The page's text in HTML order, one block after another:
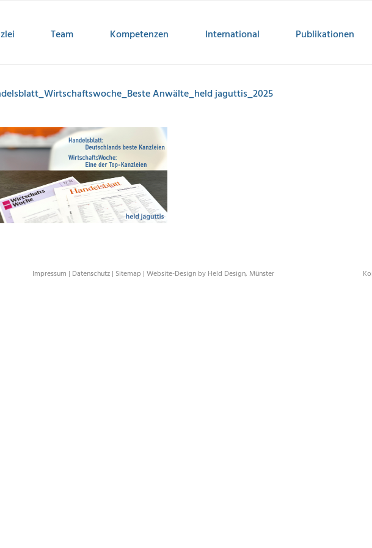
Team Kompetenzen International Publikationen
Anwälte_held jaguttis_2025
Impressum | Datenschutz| Sitemap| Website-Design by Held Design, Münster